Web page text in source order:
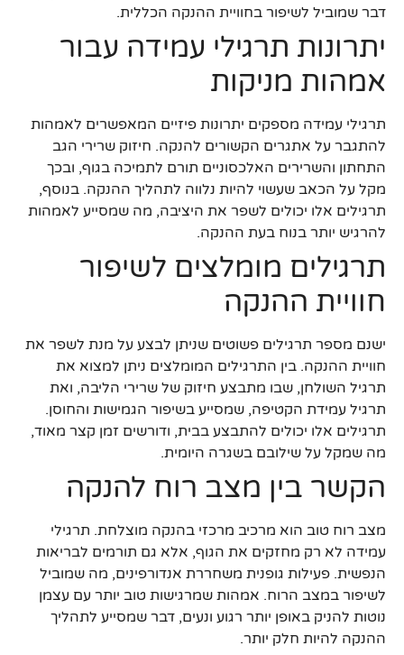
דבר שמוביל לשיפור בחוויית ההנקה הכללית.
יתרונות תרגילי עמידה עבור
אמהות מניקות
תרגילי עמידה מספקים יתרונות פיזיים המאפשרים לאמהות
להתגבר על אתגרים הקשורים להנקה. חיזוק שרירי הגב
התחתון והשרירים האלכסוניים תורם לתמיכה בגוף, ובכך
מקל על הכאב שעשוי להיות נלווה לתהליך ההנקה. בנוסף,
תרגילים אלו יכולים לשפר את היציבה, מה שמסייע לאמהות
להרגיש יותר בנוח בעת ההנקה.
תרגילים מומלצים לשיפור
חוויית ההנקה
ישנם מספר תרגילים פשוטים שניתן לבצע על מנת לשפר את
חוויית ההנקה. בין התרגילים המומלצים ניתן למצוא את
תרגיל השולחן, שבו מתבצע חיזוק של שרירי הליבה, ואת
תרגיל עמידת הקטיפה, שמסייע בשיפור הגמישות והחוסן.
תרגילים אלו יכולים להתבצע בבית, ודורשים זמן קצר מאוד,
מה שמקל על שילובם בשגרה היומית.
הקשר בין מצב רוח להנקה
מצב רוח טוב הוא מרכיב מרכזי בהנקה מוצלחת. תרגילי
עמידה לא רק מחזקים את הגוף, אלא גם תורמים לבריאות
הנפשית. פעילות גופנית משחררת אנדורפינים, מה שמוביל
לשיפור במצב הרוח. אמהות שמרגישות טוב יותר עם עצמן
נוטות להניק באופן יותר רגוע ונעים, דבר שמסייע לתהליך
ההנקה להיות חלק יותר.